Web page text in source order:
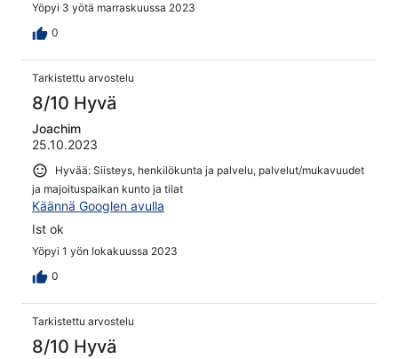
Yöpyi 3 yötä marraskuussa 2023
0
Tarkistettu arvostelu
8/10 Hyvä
Joachim
25.10.2023
Hyvää: Siisteys, henkilökunta ja palvelu, palvelut/mukavuudet
ja majoituspaikan kunto ja tilat
Käännä Googlen avulla
Ist ok
Yöpyi 1 yön lokakuussa 2023
0
Tarkistettu arvostelu
8/10 Hyvä